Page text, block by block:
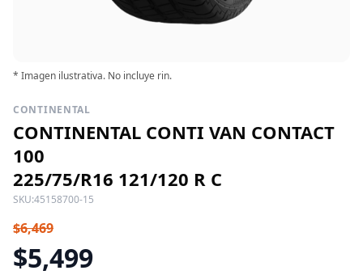
* Imagen ilustrativa. No incluye rin.
CONTINENTAL
CONTINENTAL CONTI VAN CONTACT
100
225/75/R16 121/120 R C
SKU:45158700-15
$6,469
$5,499